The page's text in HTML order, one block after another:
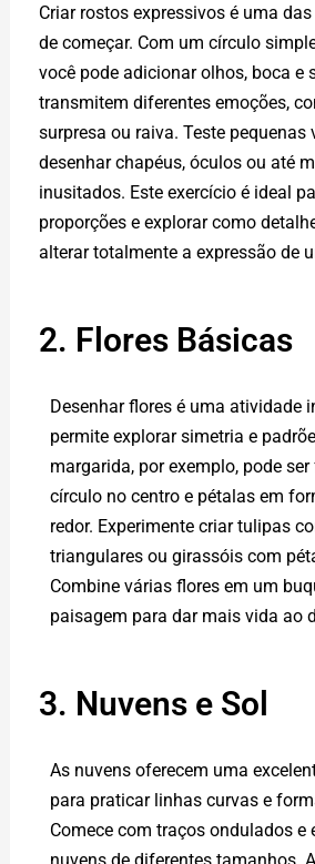
Criar rostos expressivos é uma
de começar. Com um círculo
você pode adicionar olhos, boca e
transmitem diferentes emoções,
surpresa ou raiva. Teste pequenas
desenhar chapéus, óculos ou até
inusitados. Este exercício é ideal
proporções e explorar como
alterar totalmente a expressão de
2. Flores Básicas
Desenhar flores é uma atividade
permite explorar simetria e
margarida, por exemplo, pode
círculo no centro e pétalas em
redor. Experimente criar tulipas
triangulares ou girassóis com
Combine várias flores em um
paisagem para dar mais vida ao
3. Nuvens e Sol
As nuvens oferecem uma
para praticar linhas curvas e
Comece com traços ondulados e